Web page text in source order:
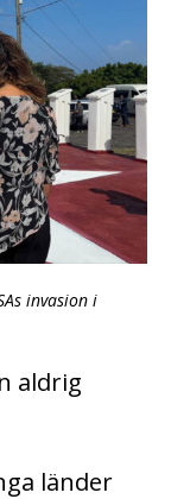
invasion i
aldrig
länder